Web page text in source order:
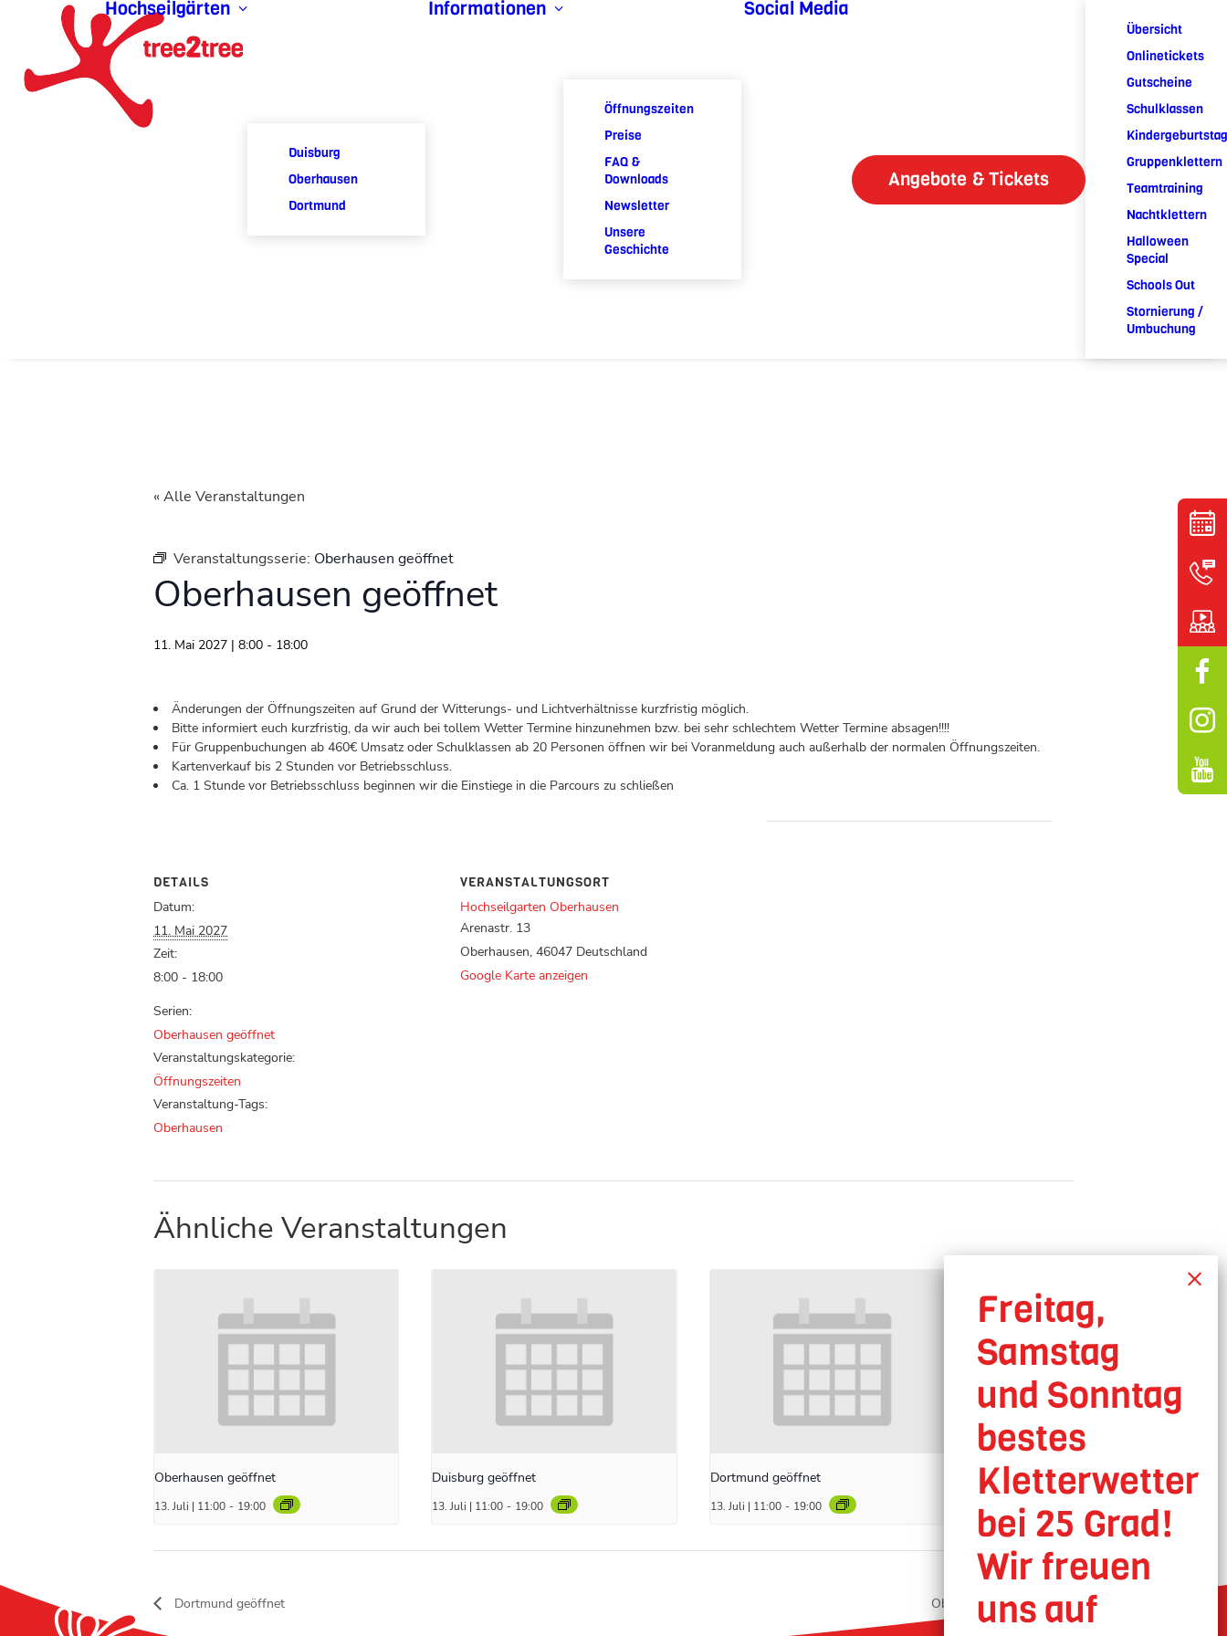
Hochseilgärten
Duisburg
Oberhausen
Dortmund
Informationen
Öffnungszeiten
Preise
FAQ &
Downloads
Newsletter
Unsere
Geschichte
Social Media
Angebote & Tickets
Übersicht
Onlinetickets
Gutscheine
Schulklassen
Kindergeburtstag
Gruppenklettern
Teamtraining
Nachtklettern
Halloween
Special
Schools Out
Stornierung /
Umbuchung
« Alle Veranstaltungen
Veranstaltungsserie: Oberhausen geöffnet
Oberhausen geöffnet
11. Mai 2027 | 8:00 - 18:00
Änderungen der Öffnungszeiten auf Grund der Witterungs- und Lichtverhältnisse kurzfristig möglich.
Bitte informiert euch kurzfristig, da wir auch bei tollem Wetter Termine hinzunehmen bzw. bei sehr schlechtem Wetter Termine absagen!!!!
Für Gruppenbuchungen ab 460€ Umsatz oder Schulklassen ab 20 Personen öffnen wir bei Voranmeldung auch außerhalb der normalen Öffnungszeiten.
Kartenverkauf bis 2 Stunden vor Betriebsschluss.
Ca. 1 Stunde vor Betriebsschluss beginnen wir die Einstiege in die Parcours zu schließen
DETAILS
Datum:
11. Mai 2027
Zeit:
8:00 - 18:00
Serien:
Oberhausen geöffnet
Veranstaltungskategorie:
Öffnungszeiten
Veranstaltung-Tags:
Oberhausen
VERANSTALTUNGSORT
Hochseilgarten Oberhausen
Arenastr. 13
Oberhausen, 46047 Deutschland
Google Karte anzeigen
Ähnliche Veranstaltungen
Oberhausen geöffnet
13. Juli | 11:00 - 19:00
Duisburg geöffnet
13. Juli | 11:00 - 19:00
Dortmund geöffnet
13. Juli | 11:00 - 19:00
Dortmund geöffnet Oberhausen geöffnet